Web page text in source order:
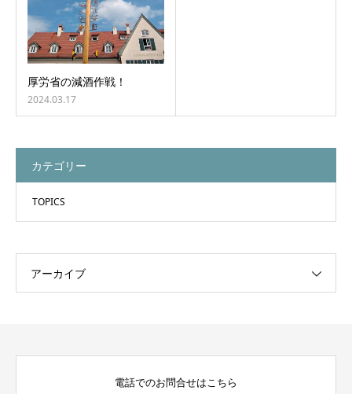
厚労省の減酒作戦！
2024.03.17
カテゴリー
TOPICS
アーカイブ
電話でのお問合せはこちら